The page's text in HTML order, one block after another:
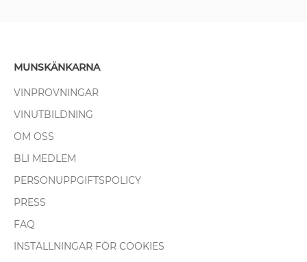
MUNSKÄNKARNA
VINPROVNINGAR
VINUTBILDNING
OM OSS
BLI MEDLEM
PERSONUPPGIFTSPOLICY
PRESS
FAQ
INSTÄLLNINGAR FÖR COOKIES